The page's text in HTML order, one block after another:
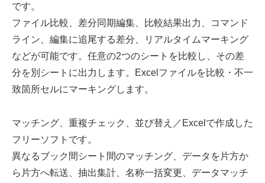
です。
ファイル比較、差分同期編集、比較結果出力、コマンド
ライン、編集に追尾する差分、リアルタイムマーキング
などが可能です。任意の2つのシートを比較し、その差
分を別シートに出力します。Excelファイルを比較・不一
致箇所セルにマーキングします。
マッチング、重複チェック、並び替え／Excelで作成した
フリーソフトです。
異なるブック間シート間のマッチング、データを片方か
ら片方へ転送、抽出集計、名称一括変更、データマッチ